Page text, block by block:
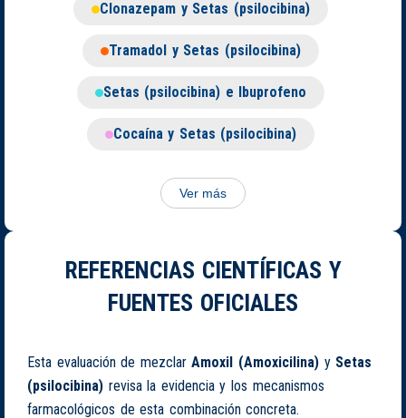
Clonazepam y Setas (psilocibina)
Tramadol y Setas (psilocibina)
Setas (psilocibina) e Ibuprofeno
Cocaína y Setas (psilocibina)
Ver más
REFERENCIAS CIENTÍFICAS Y
FUENTES OFICIALES
Esta evaluación de mezclarAmoxil (Amoxicilina) y Setas
(psilocibina) revisa la evidencia y los mecanismos
farmacológicos de esta combinación concreta.